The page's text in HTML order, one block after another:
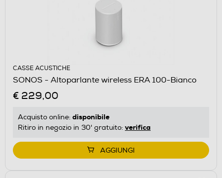
CASSE ACUSTICHE
SONOS - Altoparlante wireless ERA 100-Bianco
€ 229,00
Acquisto online: disponibile
Ritiro in negozio in 30' gratuito: verifica
AGGIUNGI